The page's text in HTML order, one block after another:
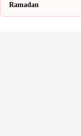
Ramadan